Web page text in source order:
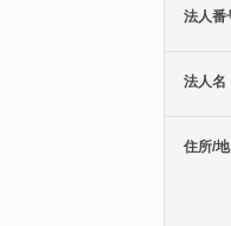
法人番
法人名
住所/地